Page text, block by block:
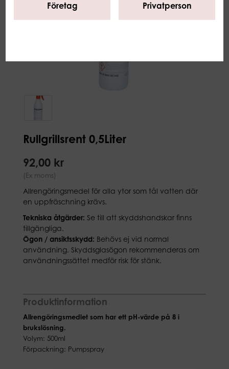
Rullgrillsrent 0,5Liter
92,00 kr
(Ex moms)
Allrengöringsmedel för alla ytor som tål vatten där
en uppfräschning krävs.
Tekniska åtgärder: Se till att skyddshandskar finns
tillgängliga.
Ögon / ansiktsskydd: Behövs ej vid normal
användning. Skyddsglasögon rekommenderas om
användningssättet medför risk för stänk.
Produktinformation
Allrengöringsmedlet som har ett pH-värde på 8 i
brukslösning.
Volym: 500ml
Förpackning: Pumpspray
Företag Privatperson